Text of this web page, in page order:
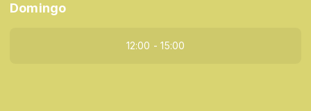
Domingo
12:00 - 15:00